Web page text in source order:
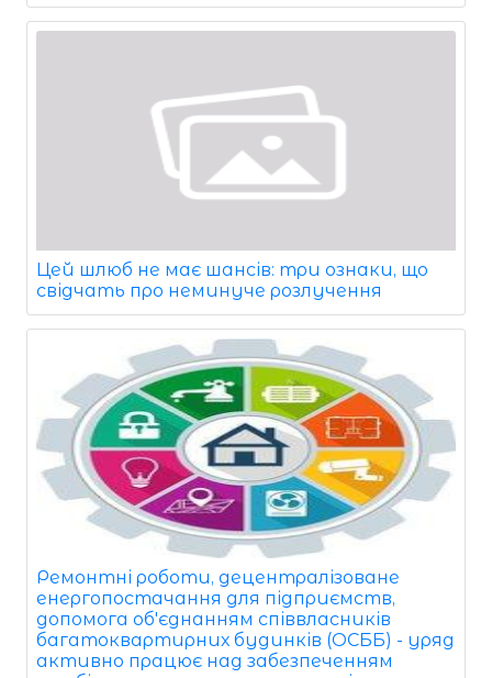
Цей шлюб не має шансів: три ознаки, що
свідчать про неминуче розлучення
Ремонтні роботи, децентралізоване
енергопостачання для підприємств,
допомога об'єднанням співвласників
багатоквартирних будинків (ОСББ) - уряд
активно працює над забезпеченням